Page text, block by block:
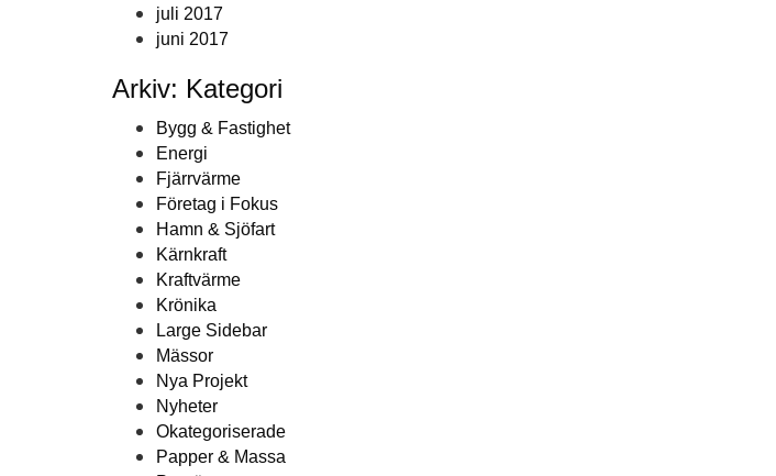
juli 2017
juni 2017
Arkiv: Kategori
Bygg & Fastighet
Energi
Fjärrvärme
Företag i Fokus
Hamn & Sjöfart
Kärnkraft
Kraftvärme
Krönika
Large Sidebar
Mässor
Nya Projekt
Nyheter
Okategoriserade
Papper & Massa